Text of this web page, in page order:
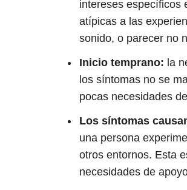
intereses específicos
atípicas a las
sonido, o parecer no
Inicio temprano: la
los síntomas no se
pocas necesidades
Los síntomas
una persona
otros entornos. Esta
necesidades de